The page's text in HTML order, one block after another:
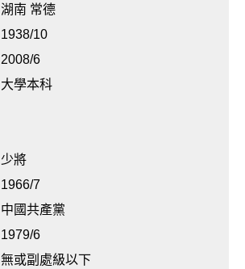
湖南 常德
1938/10
2008/6
大學本科
少將
1966/7
中國共產黨
1979/6
無或副處級以下